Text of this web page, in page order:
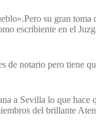
su gran
escribiente en el
de notario pero tiene
a Sevilla lo que hace
del brillante